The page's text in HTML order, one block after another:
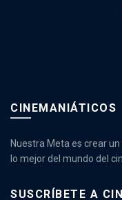
CINEMANIÁTICOS
Nuestra Meta es crear
lo mejor del mundo del
SUSCRÍBETE A